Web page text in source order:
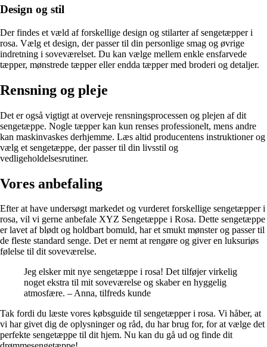
Design og stil
Der findes et væld af forskellige design og stilarter af sengetæpper i
rosa. Vælg et design, der passer til din personlige smag og øvrige
indretning i soveværelset. Du kan vælge mellem enkle ensfarvede
tæpper, mønstrede tæpper eller endda tæpper med broderi og detaljer.
Rensning og pleje
Det er også vigtigt at overveje rensningsprocessen og plejen af dit
sengetæppe. Nogle tæpper kan kun renses professionelt, mens andre
kan maskinvaskes derhjemme. Læs altid producentens instruktioner og
vælg et sengetæppe, der passer til din livsstil og
vedligeholdelsesrutiner.
Vores anbefaling
Efter at have undersøgt markedet og vurderet forskellige sengetæpper i
rosa, vil vi gerne anbefale XYZ Sengetæppe i Rosa. Dette sengetæppe
er lavet af blødt og holdbart bomuld, har et smukt mønster og passer til
de fleste standard senge. Det er nemt at rengøre og giver en luksuriøs
følelse til dit soveværelse.
Jeg elsker mit nye sengetæppe i rosa! Det tilføjer virkelig
noget ekstra til mit soveværelse og skaber en hyggelig
atmosfære. – Anna, tilfreds kunde
Tak fordi du læste vores købsguide til sengetæpper i rosa. Vi håber, at
vi har givet dig de oplysninger og råd, du har brug for, for at vælge det
perfekte sengetæppe til dit hjem. Nu kan du gå ud og finde dit